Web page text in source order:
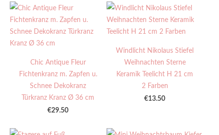
Chic Antique Fleur
Fichtenkranz m. Zapfen u.
Schnee Dekokranz
Türkranz Kranz Ø 36 cm
€29.50
Windlicht Nikolaus Stiefel
Weihnachten Sterne
Keramik Teelicht H 21 cm
2 Farben
€13.50